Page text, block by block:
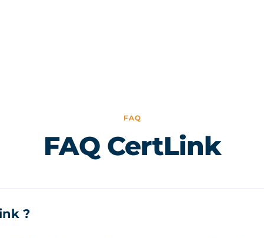
FAQ
FAQ CertLink
?